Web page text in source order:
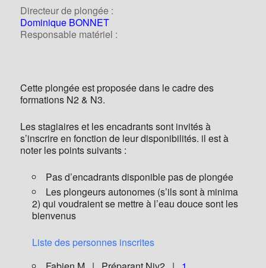
Directeur de plongée :
Dominique BONNET
Responsable matériel :
Cette plongée est proposée dans le cadre des
formations N2 & N3.
Les stagiaires et les encadrants sont invités à
s’inscrire en fonction de leur disponibilités. il est à
noter les points suivants :
Pas d’encadrants disponible pas de plongée
Les plongeurs autonomes (s’ils sont à minima
2) qui voudraient se mettre à l’eau douce sont les
bienvenus
Liste des personnes inscrites